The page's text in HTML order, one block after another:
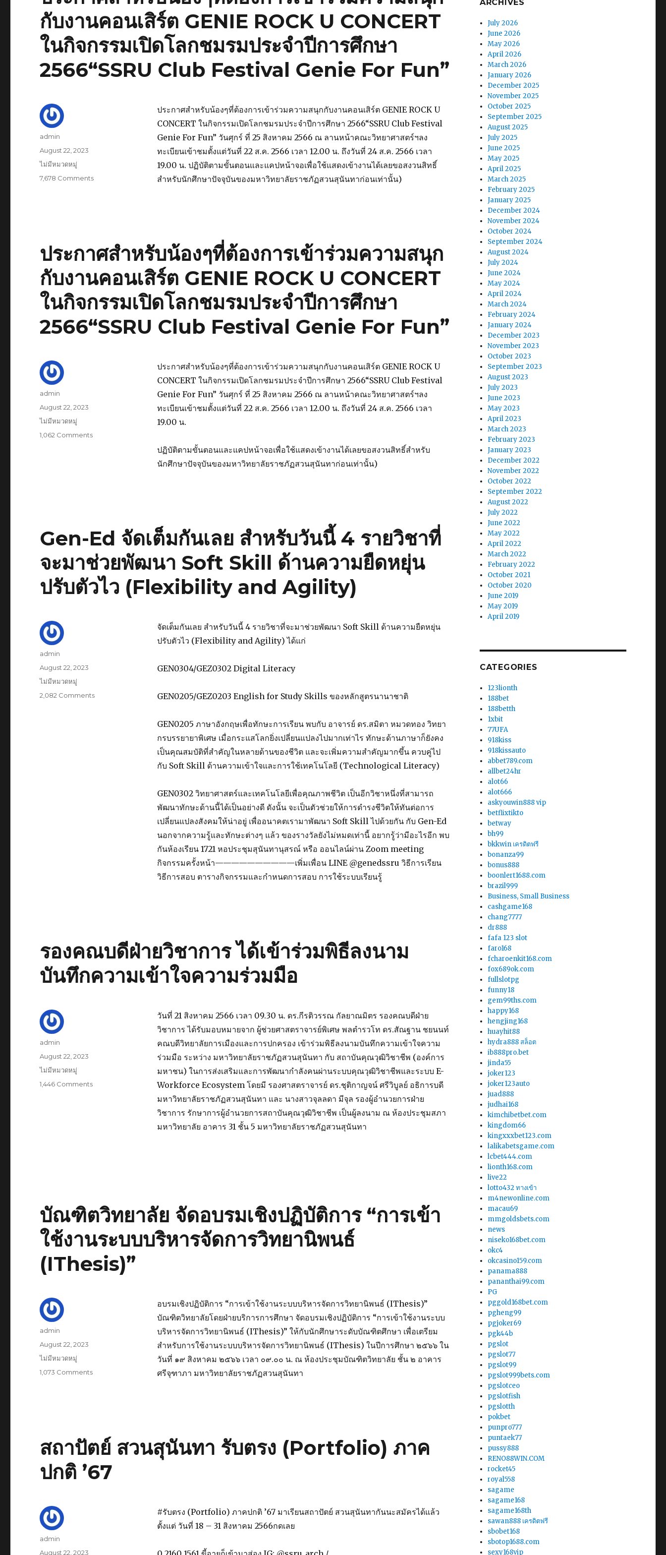
กับงานคอนเสิร์ต GENIE ROCK U CONCERT
ในกิจกรรมเปิดโลกชมรมประจำปีการศึกษา
2566“SSRU Club Festival Genie For Fun”
ประกาศสำหรับน้องๆที่ต้องการเข้าร่วมความสนุกกับงานคอนเสิร์ต GENIE ROCK U
CONCERT ในกิจกรรมเปิดโลกชมรมประจำปีการศึกษา 2566“SSRU Club Festival
Genie For Fun” วันศุกร์ ที่ 25 สิงหาคม 2566 ณ ลานหน้าคณะวิทยาศาสตร์ฯลง
ทะเบียนเข้าชมตั้งแต่วันที่ 22 ส.ค. 2566 เวลา 12.00 น. ถึงวันที่ 24 ส.ค. 2566 เวลา
19.00 น. ปฏิบัติตามขั้นตอนและแคปหน้าจอเพื่อใช้แสดงเข้างานได้เลยขอสงวนสิทธิ์
สำหรับนักศึกษาปัจจุบันของมหาวิทยาลัยราชภัฏสวนสุนันทาก่อนเท่านั้น)
Author
admin
Posted
on
August 22, 2023
Categories
ไม่มีหมวดหมู่
7,678 Comments
ร่วม
ความ
สนุก
กับ
คอนเสิร์ต
ROCK
U
ประกาศสำหรับน้องๆที่ต้องการเข้าร่วมความสนุก
กับงานคอนเสิร์ต GENIE ROCK U CONCERT
ในกิจกรรมเปิดโลกชมรมประจำปีการศึกษา
2566“SSRU Club Festival Genie For Fun”
ประกาศสำหรับน้องๆที่ต้องการเข้าร่วมความสนุกกับงานคอนเสิร์ต GENIE ROCK U
CONCERT ในกิจกรรมเปิดโลกชมรมประจำปีการศึกษา 2566“SSRU Club Festival
Genie For Fun” วันศุกร์ ที่ 25 สิงหาคม 2566 ณ ลานหน้าคณะวิทยาศาสตร์ฯลง
ทะเบียนเข้าชมตั้งแต่วันที่ 22 ส.ค. 2566 เวลา 12.00 น. ถึงวันที่ 24 ส.ค. 2566 เวลา
19.00 น.
ปฏิบัติตามขั้นตอนและแคปหน้าจอเพื่อใช้แสดงเข้างานได้เลยขอสงวนสิทธิ์สำหรับ
นักศึกษาปัจจุบันของมหาวิทยาลัยราชภัฏสวนสุนันทาก่อนเท่านั้น)
Author
admin
Posted
on
August 22, 2023
Categories
ไม่มีหมวดหมู่
1,062 Comments
กับ
คอนเสิร์ต
GENIE
ROCK
U
ศึกษา
Gen-Ed จัดเต็มกันเลย สำหรับวันนี้ 4 รายวิชาที่
จะมาช่วยพัฒนา Soft Skill ด้านความยืดหยุ่น
ปรับตัวไว (Flexibility and Agility)
จัดเต็มกันเลย สำหรับวันนี้ 4 รายวิชาที่จะมาช่วยพัฒนา Soft Skill ด้านความยืดหยุ่น
ปรับตัวไว (Flexibility and Agility) ได้แก่
GEN0304/GEZ0302 Digital Literacy
GEN0205/GEZ0203 English for Study Skills ของหลักสูตรนานาชาติ
GEN0205 ภาษาอังกฤษเพื่อทักษะการเรียน พบกับ อาจารย์ ดร.สมิตา หมวดทอง วิทยา
กรบรรยายาพิเศษ เมื่อกระแสโลกยิ่งเปลี่ยนแปลงไปมากเท่าไร ทักษะด้านภาษาก็ยังคง
เป็นคุณสมบัติที่สำคัญในหลายด้านของชีวิต และจะเพิ่มความสำคัญมากขึ้น ควบคู่ไป
กับ Soft Skill ด้านความเข้าใจและการใช้เทคโนโลยี (Technological Literacy)
GEN0302 วิทยาศาสตร์และเทคโนโลยีเพื่อคุณภาพชีวิต เป็นอีกวิชาหนึ่งที่สามารถ
พัฒนาทักษะด้านนี้ได้เป็นอย่างดี ดังนั้น จะเป็นตัวช่วยให้การดำรงชีวิตให้ทันต่อการ
เปลี่ยนแปลงสังคมให้น่าอยู่ เพื่ออนาคตเรามาพัฒนา Soft Skill ไปด้วยกัน กับ Gen-Ed
นอกจากความรู้และทักษะต่างๆ แล้ว ของรางวัลยังไม่หมดเท่านี้ อยากรู้ว่ามีอะไรอีก พบ
กันห้องเรียน 1721 หอประชุมสุนันทานุสรณ์ หรือ ออนไลน์ผ่าน Zoom meeting
กิจกรรมครั้งหน้า——————————เพิ่มเพื่อน LINE @genedssru วิธีการเรียน
วิธีการสอบ ตารางกิจกรรมและกำหนดการสอบ การใช้ระบบเรียนรู้
Author
admin
Posted
on
August 22, 2023
Categories
ไม่มีหมวดหมู่
2,082 Comments
ไว
(Flexibility
Agility)
รองคณบดีฝ่ายวิชาการ ได้เข้าร่วมพิธีลงนาม
บันทึกความเข้าใจความร่วมมือ
วันที่ 21 สิงหาคม 2566 เวลา 09.30 น. ดร.กีรติวรรณ กัลยาณมิตร รองคณบดีฝ่าย
วิชาการ ได้รับมอบหมายจาก ผู้ช่วยศาสตราจารย์พิเศษ พลตำรวโท ดร.สัณฐาน ชยนนท์
คณบดีวิทยาลัยการเมืองและการปกครอง เข้าร่วมพิธีลงนามบันทึกความเข้าใจความ
ร่วมมือ ระหว่าง มหาวิทยาลัยราชภัฏสวนสุนันทา กับ สถาบันคุณวุฒิวิชาชีพ (องค์การ
มหาชน) ในการส่งเสริมและการพัฒนากำลังคนผ่านระบบคุณวุฒิวิชาชีพและระบบ E-
Workforce Ecosystem โดยมี รองศาสตราจารย์ ดร.ชุติกาญจน์ ศรีวิบูลย์ อธิการบดี
มหาวิทยาลัยราชภัฏสวนสุนันทา และ นางสาวจุลลดา มีจุล รองผู้อำนวยการฝ่าย
วิชาการ รักษาการผู้อำนวยการสถาบันคุณวุฒิวิชาชีพ เป็นผู้ลงนาม ณ ห้องประชุมสภา
มหาวิทยาลัย อาคาร 31 ชั้น 5 มหาวิทยาลัยราชภัฏสวนสุนันทา
Author
admin
Posted
on
August 22, 2023
Categories
ไม่มีหมวดหมู่
1,446 Comments
ความ
เข้าใจ
ร่วม
บัณฑิตวิทยาลัย จัดอบรมเชิงปฏิบัติการ “การเข้า
ใช้งานระบบบริหารจัดการวิทยานิพนธ์
(IThesis)”
อบรมเชิงปฏิบัติการ “การเข้าใช้งานระบบบริหารจัดการวิทยานิพนธ์ (IThesis)”
บัณฑิตวิทยาลัยโดยฝ่ายบริการการศึกษา จัดอบรมเชิงปฏิบัติการ “การเข้าใช้งานระบบ
บริหารจัดการวิทยานิพนธ์ (IThesis)” ให้กับนักศึกษาระดับบัณฑิตศึกษา เพื่อเตรียม
สำหรับการใช้งานระบบบริหารจัดการวิทยานิพนธ์ (IThesis) ในปีการศึกษา ๒๕๖๖ ใน
วันที่ ๑๙ สิงหาคม ๒๕๖๖ เวลา ๐๙.๐๐ น. ณ ห้องประชุมบัณฑิตวิทยาลัย ชั้น ๒ อาคาร
ศรีจุฑาภา มหาวิทยาลัยราชภัฏสวนสุนันทา
Author
admin
Posted
on
August 22, 2023
Categories
ไม่มีหมวดหมู่
1,073 Comments
การ
“การ
เข้า
ใช้
สถาปัตย์ สวนสุนันทา รับตรง (Portfolio) ภาค
ปกติ ’67
#รับตรง (Portfolio) ภาคปกติ ’67 มาเรียนสถาปัตย์ สวนสุนันทากันนะสมัครได้แล้ว
ตั้งแต่ วันที่ 18 – 31 สิงหาคม 2566กดเลย
Author
admin
Posted
August 22, 2023
ARCHIVES
July 2026
June 2026
May 2026
April 2026
March 2026
January 2026
December 2025
November 2025
October 2025
September 2025
August 2025
July 2025
June 2025
May 2025
April 2025
March 2025
February 2025
January 2025
December 2024
November 2024
October 2024
September 2024
August 2024
July 2024
June 2024
May 2024
April 2024
March 2024
February 2024
January 2024
December 2023
November 2023
October 2023
September 2023
August 2023
July 2023
June 2023
May 2023
April 2023
March 2023
February 2023
January 2023
December 2022
November 2022
October 2022
September 2022
August 2022
July 2022
June 2022
May 2022
April 2022
March 2022
February 2022
October 2021
October 2020
June 2019
May 2019
April 2019
CATEGORIES
123lionth
188bet
188betth
1xbit
77UFA
918kiss
918kissauto
abbet789.com
allbet24hr
alot66
alot666
askyouwin888 vip
betflixtikto
betway
bh99
bkkwin เครดิตฟรี
bonanza99
bonus888
boonlert1688.com
brazil999
Business, Small Business
cashgame168
chang7777
dr888
fafa 123 slot
faro168
fcharoenkit168.com
fox689ok.com
fullslotpg
funny18
gem99ths.com
happy168
hengjing168
huayhit88
hydra888 สล็อต
ib888pro.bet
jinda55
joker123
joker123auto
juad888
judhai168
kimchibetbet.com
kingdom66
kingxxxbet123.com
lalikabetsgame.com
lcbet444.com
lionth168.com
live22
lotto432 ทางเข้า
m4newonline.com
macau69
mmgoldsbets.com
news
niseko168bet.com
okc4
okcasino159.com
panama888
pananthai99.com
PG
pggold168bet.com
pgheng99
pgjoker69
pgk44b
pgslot
pgslot77
pgslot99
pgslot999bets.com
pgslotceo
pgslotfish
pgslotth
pokbet
punpro777
puntaek77
pussy888
RENO88WIN.COM
rocket45
royal558
sagame
sagame168
sagame168th
sawan888 เครดิตฟรี
sbobet168
sbotop1688.com
sexy168vip